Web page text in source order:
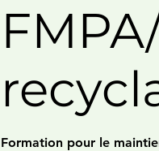
Formation pour le